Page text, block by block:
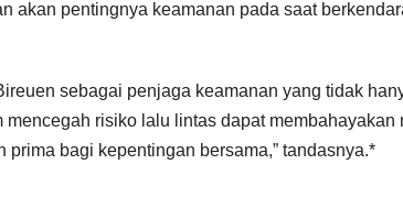
akan pentingnya keamanan pada saat
sebagai penjaga keamanan yang tidak
mencegah risiko lalu lintas dapat
prima bagi kepentingan bersama,” tandasnya.*